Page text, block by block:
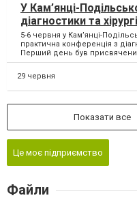
У Кам’янці-
діагностики та
5-6 червня у Кам’янці-
практична конференція з
Перший день був
29 червня
Показати все
Це моє підприємство
Файли